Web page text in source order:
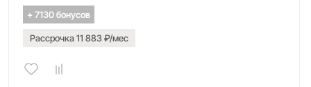
+ 7130 бонусов
Рассрочка 11 883 ₽/мес